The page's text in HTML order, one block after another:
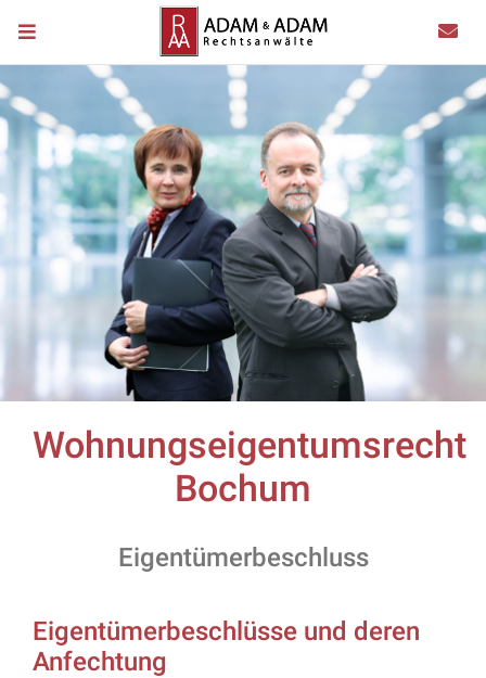
Wohnungseigentumsrecht
Bochum
Eigentümerbeschluss
Eigentümerbeschlüsse und deren
Anfechtung